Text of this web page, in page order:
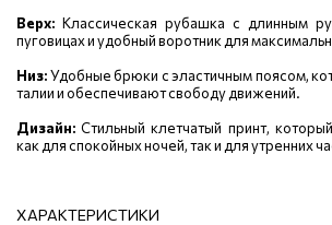
Верх: Классическая рубашка с длинным
пуговицах и удобный воротник для
Низ:Удобные брюки с эластичным поясом,
талии и обеспечивают свободу движений.
Дизайн: Стильный клетчатый принт,
как для спокойных ночей, так и для утренних
ХАРАКТЕРИСТИКИ